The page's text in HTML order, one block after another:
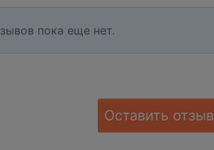
пока еще нет.
Оставить отзыв